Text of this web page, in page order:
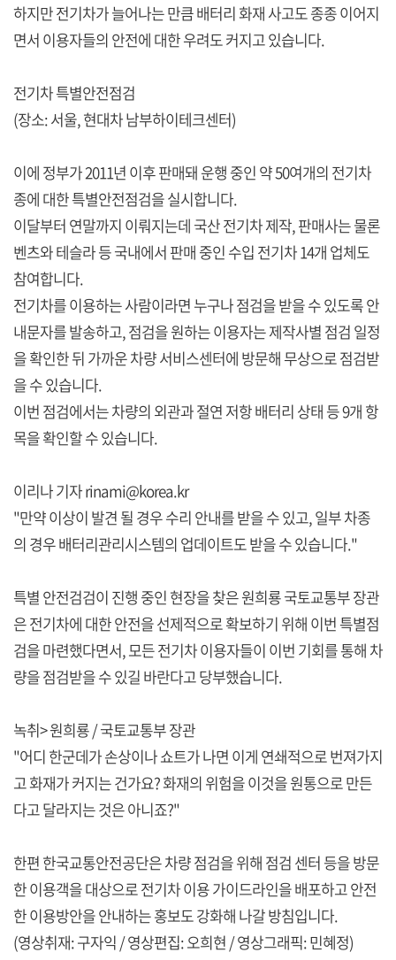
하지만 전기차가 늘어나는 만큼 배터리 화재 사고도 종종 이어지
면서 이용자들의 안전에 대한 우려도 커지고 있습니다.
전기차 특별안전점검
(장소: 서울, 현대차 남부하이테크센터)
이에 정부가 2011년 이후 판매돼 운행 중인 약 50여개의 전기차
종에 대한 특별안전점검을 실시합니다.
이달부터 연말까지 이뤄지는데 국산 전기차 제작, 판매사는 물론
벤츠와 테슬라 등 국내에서 판매 중인 수입 전기차 14개 업체도
참여합니다.
전기차를 이용하는 사람이라면 누구나 점검을 받을 수 있도록 안
내문자를 발송하고, 점검을 원하는 이용자는 제작사별 점검 일정
을 확인한 뒤 가까운 차량 서비스센터에 방문해 무상으로 점검받
을 수 있습니다.
이번 점검에서는 차량의 외관과 절연 저항 배터리 상태 등 9개 항
목을 확인할 수 있습니다.
이리나 기자 rinami@korea.kr
"만약 이상이 발견 될 경우 수리 안내를 받을 수 있고, 일부 차종
의 경우 배터리관리시스템의 업데이트도 받을 수 있습니다."
특별 안전검검이 진행 중인 현장을 찾은 원희룡 국토교통부 장관
은 전기차에 대한 안전을 선제적으로 확보하기 위해 이번 특별점
검을 마련했다면서, 모든 전기차 이용자들이 이번 기회를 통해 차
량을 점검받을 수 있길 바란다고 당부했습니다.
녹취> 원희룡 / 국토교통부 장관
"어디 한군데가 손상이나 쇼트가 나면 이게 연쇄적으로 번져가지
고 화재가 커지는 건가요? 화재의 위험을 이것을 원통으로 만든
다고 달라지는 것은 아니죠?"
한편 한국교통안전공단은 차량 점검을 위해 점검 센터 등을 방문
한 이용객을 대상으로 전기차 이용 가이드라인을 배포하고 안전
한 이용방안을 안내하는 홍보도 강화해 나갈 방침입니다.
(영상취재: 구자익 / 영상편집: 오희현 / 영상그래픽: 민혜정)